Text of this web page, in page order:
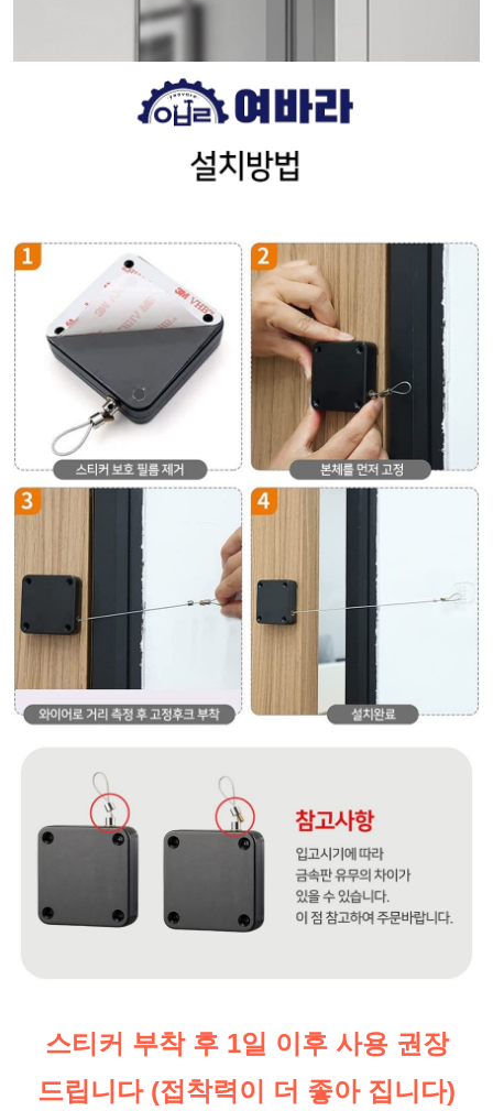
스티커 부착 후 1일 이후 사용 권장
드립니다 (접착력이 더 좋아 집니다)